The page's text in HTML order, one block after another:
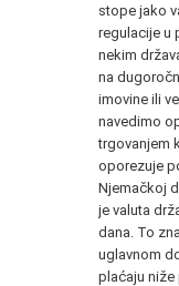
stope jako
regulacije u
nekim
na
imovine ili
navedimo
trgovanjem
oporezuje
Njemačkoj
je valuta
dana. To
uglavnom
plaćaju